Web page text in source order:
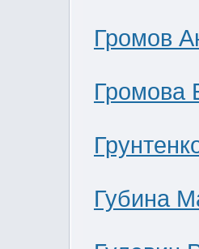
Громов
Громова
Губина